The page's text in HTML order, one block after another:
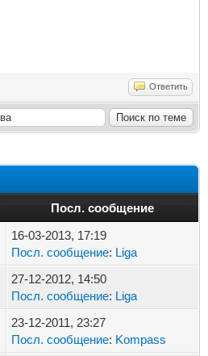
Ответить
Посл. сообщение
16-03-2013, 17:19
Посл. сообщение: Liga
27-12-2012, 14:50
Посл. сообщение: Liga
23-12-2011, 23:27
Посл. сообщение: Kompass